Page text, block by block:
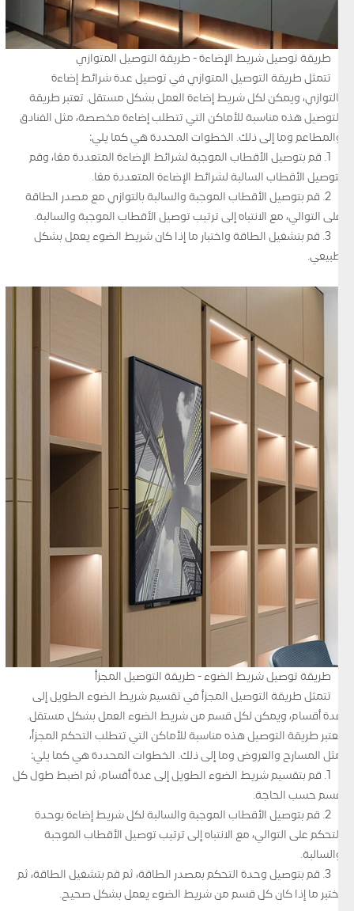
طريقة توصيل شريط الإضاءة - طريقة التوصيل المتوازي
تتمثل طريقة التوصيل المتوازي في توصيل عدة شرائط إضاءة
بالتوازي، ويمكن لكل شريط إضاءة العمل بشكل مستقل. تعتبر طريقة
التوصيل هذه مناسبة للأماكن التي تتطلب إضاءة مخصصة، مثل الفنادق
والمطاعم وما إلى ذلك. الخطوات المحددة هي كما يلي:
1. قم بتوصيل الأقطاب الموجبة لشرائط الإضاءة المتعددة معًا، وقم
بتوصيل الأقطاب السالبة لشرائط الإضاءة المتعددة معًا.
2. قم بتوصيل الأقطاب الموجبة والسالبة بالتوازي مع مصدر الطاقة
على التوالي، مع الانتباه إلى ترتيب توصيل الأقطاب الموجبة والسالبة.
3. قم بتشغيل الطاقة واختبار ما إذا كان شريط الضوء يعمل بشكل
طبيعي.
طريقة توصيل شريط الضوء - طريقة التوصيل المجزأ
تتمثل طريقة التوصيل المجزأ في تقسيم شريط الضوء الطويل إلى
عدة أقسام، ويمكن لكل قسم من شريط الضوء العمل بشكل مستقل.
تعتبر طريقة التوصيل هذه مناسبة للأماكن التي تتطلب التحكم المجزأ،
مثل المسارح والعروض وما إلى ذلك. الخطوات المحددة هي كما يلي:
1. قم بتقسيم شريط الضوء الطويل إلى عدة أقسام، ثم اضبط طول كل
قسم حسب الحاجة.
2. قم بتوصيل الأقطاب الموجبة والسالبة لكل شريط إضاءة بوحدة
التحكم على التوالي، مع الانتباه إلى ترتيب توصيل الأقطاب الموجبة
والسالبة.
3. قم بتوصيل وحدة التحكم بمصدر الطاقة، ثم قم بتشغيل الطاقة، ثم
اختبر ما إذا كان كل قسم من شريط الضوء يعمل بشكل صحيح.